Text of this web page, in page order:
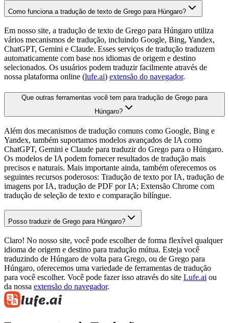
Como funciona a tradução de texto de Grego para Húngaro?
Em nosso site, a tradução de texto de Grego para Húngaro utiliza
vários mecanismos de tradução, incluindo Google, Bing, Yandex,
ChatGPT, Gemini e Claude. Esses serviços de tradução traduzem
automaticamente com base nos idiomas de origem e destino
selecionados. Os usuários podem traduzir facilmente através de
nossa plataforma online (lufe.ai) extensão do navegador.
Que outras ferramentas você tem para tradução de Grego para
Húngaro?
Além dos mecanismos de tradução comuns como Google, Bing e
Yandex, também suportamos modelos avançados de IA como
ChatGPT, Gemini e Claude para traduzir do Grego para o Húngaro.
Os modelos de IA podem fornecer resultados de tradução mais
precisos e naturais. Mais importante ainda, também oferecemos os
seguintes recursos poderosos: Tradução de texto por IA, tradução de
imagens por IA, tradução de PDF por IA; Extensão Chrome com
tradução de seleção de texto e comparação bilíngue.
Posso traduzir de Grego para Húngaro?
Claro! No nosso site, você pode escolher de forma flexível qualquer
idioma de origem e destino para tradução mútua. Esteja você
traduzindo de Húngaro de volta para Grego, ou de Grego para
Húngaro, oferecemos uma variedade de ferramentas de tradução
para você escolher. Você pode fazer isso através do site Lufe.ai ou
da nossa extensão do navegador.